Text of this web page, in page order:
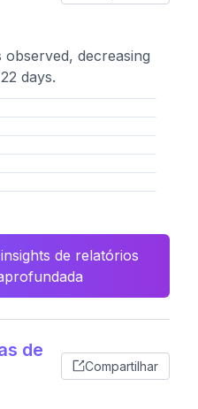
decreasing
days.
de relatórios
de
Compartilhar